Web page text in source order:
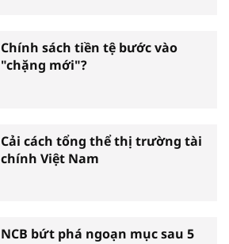
Chính sách tiền tệ bước vào
"chặng mới"?
Cải cách tổng thể thị trường tài
chính Việt Nam
NCB bứt phá ngoạn mục sau 5